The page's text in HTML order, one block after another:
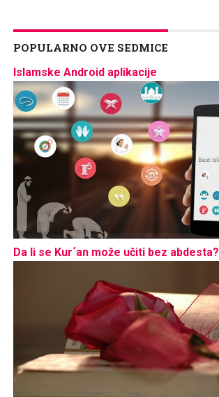
POPULARNO OVE SEDMICE
Islamske Android aplikacije
Da li se Kur´an može učiti bez abdesta?